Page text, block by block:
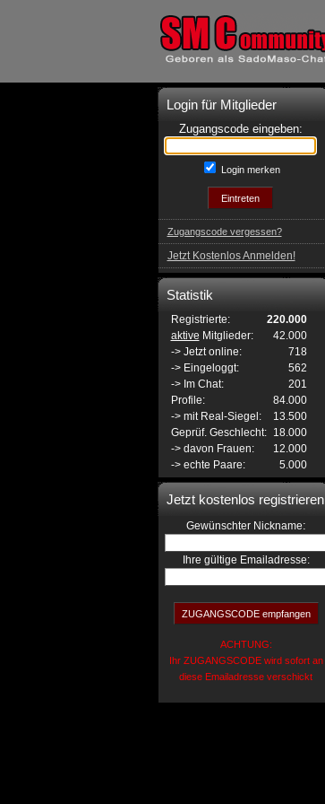
Login für Mitglieder
Zugangscode eingeben:
Login merken
Zugangscode vergessen?
Jetzt Kostenlos Anmelden!
Statistik
Registrierte:
220.000
aktive Mitglieder:
42.000
-> Jetzt online:
718
-> Eingeloggt:
562
-> Im Chat:
201
Profile:
84.000
-> mit Real-Siegel:
13.500
Geprüf. Geschlecht:
18.000
-> davon Frauen:
12.000
-> echte Paare:
5.000
Jetzt kostenlos registrieren
Gewünschter Nickname:
Ihre gültige Emailadresse:
ACHTUNG:
Ihr ZUGANGSCODE wird sofort an
diese Emailadresse verschickt